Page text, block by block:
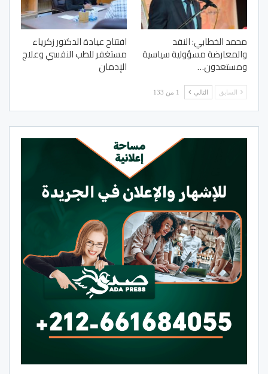
محمد الخطابي: النقد
والمعارضة مسؤولية سياسية
ومستعدون…
افتتاح عيادة الدكتور زكرياء
مستغفر للطب النفسي وعلاج
الإدمان
السابق التالي 1 من 133